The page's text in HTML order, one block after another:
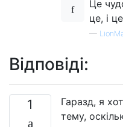
Це
це, і
—
Відповіді:
1
Гаразд, я
тему,